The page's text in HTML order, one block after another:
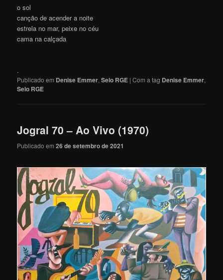
o sol
canção de acender a noite
estrela no mar, peixe no céu
cama na calçada
.
Publicado em Denise Emmer,Selo RGE |Com a tag Denise Emmer,
Selo RGE
Jogral 70 – Ao Vivo (1970)
Publicado em26 de setembro de 2021